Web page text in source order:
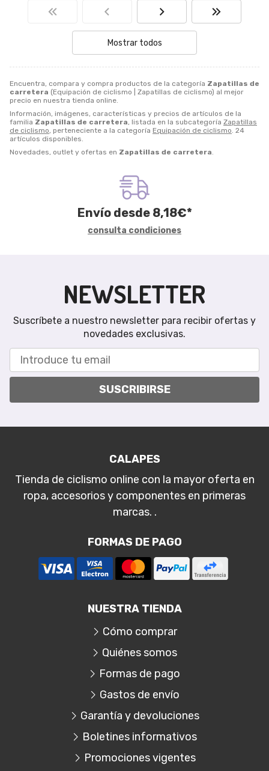
Encuentra, compara y compra productos de la categoría Zapatillas de
carretera (Equipación de ciclismo | Zapatillas de ciclismo) al mejor
precio en nuestra tienda online.
Información, imágenes, características y precios de artículos de la
familia Zapatillas de carretera, listada en la subcategoría Zapatillas
de ciclismo, perteneciente a la categoría Equipación de ciclismo. 24
artículos disponibles.
Novedades, outlet y ofertas en Zapatillas de carretera.
Mostrar todos
Envío desde 8,18€*
consulta condiciones
NEWSLETTER
Suscríbete a nuestro newsletter para recibir ofertas y
novedades exclusivas.
SUSCRIBIRSE
CALAPES
Tienda de ciclismo online con la mayor oferta en
ropa, accesorios y componentes en primeras
marcas. .
FORMAS DE PAGO
NUESTRA TIENDA
Cómo comprar
Quiénes somos
Formas de pago
Gastos de envío
Garantía y devoluciones
Boletines informativos
Promociones vigentes